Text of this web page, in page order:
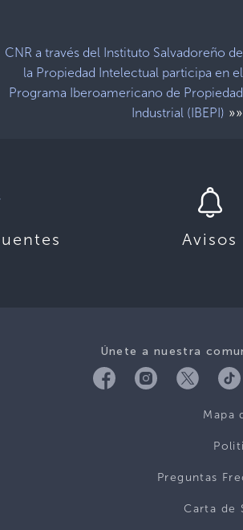
CNR a través del Instituto Salvadoreño de
la Propiedad Intelectual participa en el
Programa Iberoamericano de Propiedad
Industrial (IBEPI) »»
Avisos
Únete a nuestra
Mapa
Preguntas
Carta de